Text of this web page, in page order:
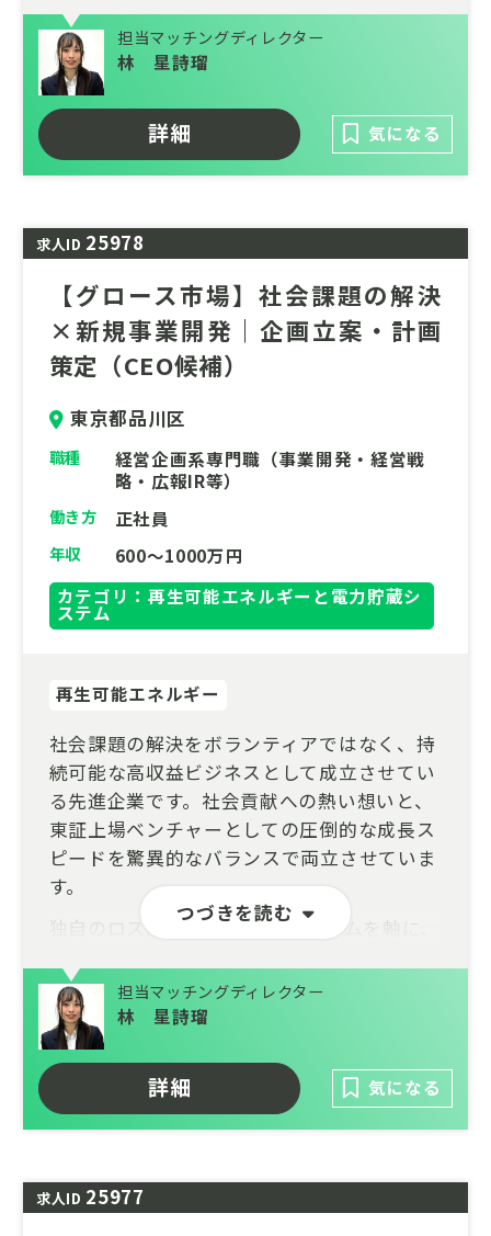
果を創出。数千社に及ぶ大手メーカーとの強
固なネットワークを武器に、現在は企業のサ
プライチェーン最適化を担うBtoBソリュー
ション事業へも領域を拡大しています。
現在は再生可能エネルギーの普及を加速させ
マーケットにおいて、非連続な事業拡大を遂
担当マッチングディレクター
林 星詩瑠
詳細 気になる
求人ID 25978
【グロース市場】社会課題の解決
×新規事業開発｜企画立案・計画
策定（CEO候補）
東京都品川区
職種
経営企画系専門職（事業開発・経営戦
略・広報IR等）
働き方 正社員
年収
600～1000万円
カテゴリ：再生可能エネルギーと電力貯蔵シ
ステム
つづきを読む
再生可能エネルギー
社会課題の解決をボランティアではなく、持
続可能な高収益ビジネスとして成立させてい
る先進企業です。社会貢献への熱い想いと、
東証上場ベンチャーとしての圧倒的な成長ス
ピードを驚異的なバランスで両立させていま
す。
独自のロス削減ECプラットフォームを軸に、
果を創出。数千社に及ぶ大手メーカーとの強
固なネットワークを武器に、現在は企業のサ
プライチェーン最適化を担うBtoBソリュー
ション事業へも領域を拡大しています。
現在は再生可能エネルギーの普及を加速させ
マーケットにおいて、非連続な事業拡大を遂
担当マッチングディレクター
林 星詩瑠
詳細 気になる
求人ID 25977